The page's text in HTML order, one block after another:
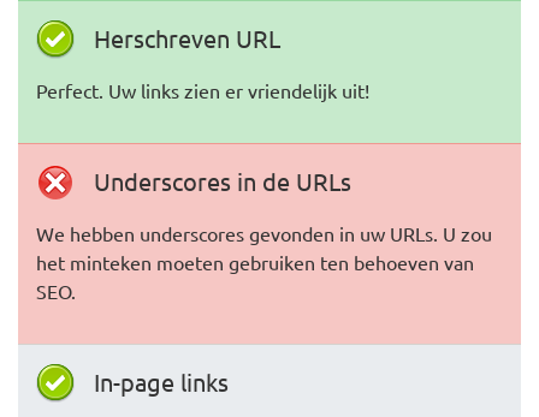
Herschreven URL
Perfect. Uw links zien er vriendelijk uit!
Underscores in de URLs
We hebben underscores gevonden in uw URLs. U zou
het minteken moeten gebruiken ten behoeven van
SEO.
In-page links